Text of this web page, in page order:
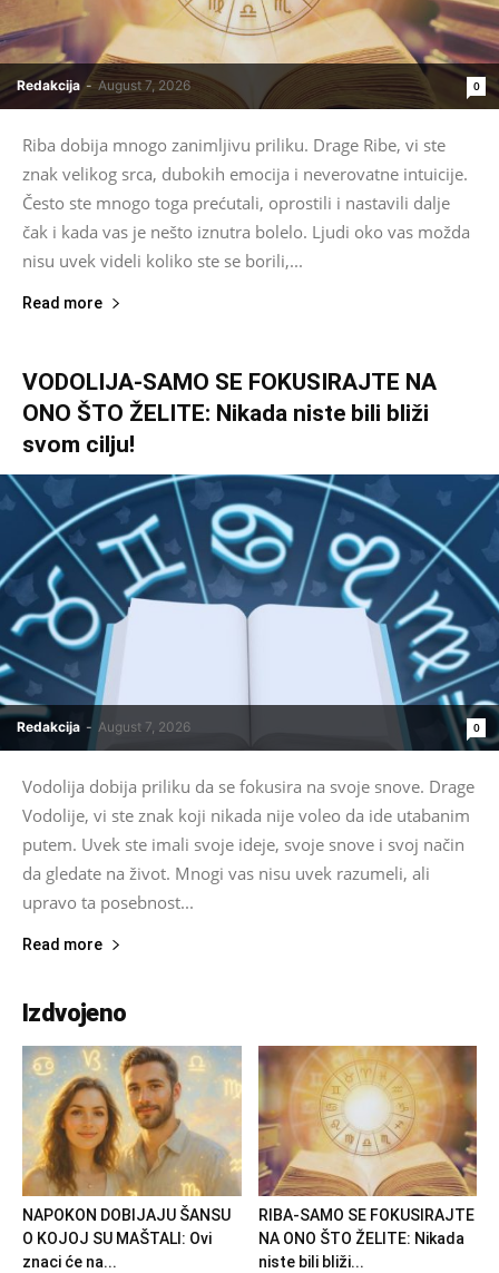
Redakcija - August 7, 2026 0
Riba dobija mnogo zanimljivu priliku. Drage Ribe, vi ste
znak velikog srca, dubokih emocija i neverovatne intuicije.
Često ste mnogo toga prećutali, oprostili i nastavili dalje
čak i kada vas je nešto iznutra bolelo. Ljudi oko vas možda
nisu uvek videli koliko ste se borili,...
Read more
VODOLIJA-SAMO SE FOKUSIRAJTE NA
ONO ŠTO ŽELITE: Nikada niste bili bliži
svom cilju!
Redakcija - August 7, 2026 0
Vodolija dobija priliku da se fokusira na svoje snove. Drage
Vodolije, vi ste znak koji nikada nije voleo da ide utabanim
putem. Uvek ste imali svoje ideje, svoje snove i svoj način
da gledate na život. Mnogi vas nisu uvek razumeli, ali
upravo ta posebnost...
Read more
Izdvojeno
NAPOKON DOBIJAJU ŠANSU
O KOJOJ SU MAŠTALI: Ovi
znaci će na...
RIBA-SAMO SE FOKUSIRAJTE
NA ONO ŠTO ŽELITE: Nikada
niste bili bliži...